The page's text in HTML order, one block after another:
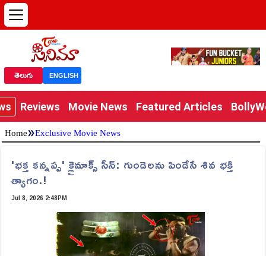
తెలుగు ENGLISH
Reviews Movie News Featured Articles
Home»Exclusive Movie News
'భక్త కన్నప్ప' క్లైమాక్స్ సీన్: గుండెలను పిండేసే శివ భక్తి
త్యాగం.!
Jul 8, 2026 2:48PM